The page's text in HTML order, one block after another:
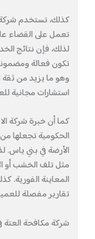
كذلك، تستخدم شركة
تعمل على القضاء
لذلك، فإن نتائج
تكون فعالة
وهو ما يزيد من ثقة
استشارات مجانية
كما أن خبرة شركة
الحكومية تجعلها من
الأرضة في بني ياس.
مثل تلف الخشب أو
المعاينة الفورية.
تقارير مفصلة
شركة مكافحة العتة